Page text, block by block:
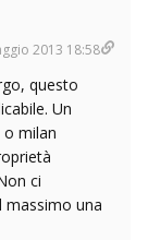
2013 18:58
questo
Un
o milan
ci
massimo una